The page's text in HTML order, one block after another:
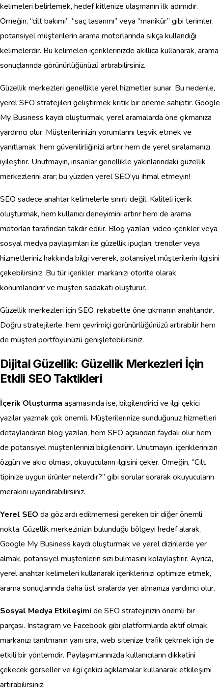
kelimeleri belirlemek, hedef kitlenize ulaşmanın ilk adımıdır.
Örneğin, “cilt bakımı”, “saç tasarımı” veya “manikür” gibi terimler,
potansiyel müşterilerin arama motorlarında sıkça kullandığı
kelimelerdir. Bu kelimeleri içeriklerinizde akıllıca kullanarak, arama
sonuçlarında görünürlüğünüzü artırabilirsiniz.
Güzellik merkezleri genellikle yerel hizmetler sunar. Bu nedenle,
yerel SEO stratejileri geliştirmek kritik bir öneme sahiptir. Google
My Business kaydı oluşturmak, yerel aramalarda öne çıkmanıza
yardımcı olur. Müşterilerinizin yorumlarını teşvik etmek ve
yanıtlamak, hem güvenilirliğinizi artırır hem de yerel sıralamanızı
iyileştirir. Unutmayın, insanlar genellikle yakınlarındaki güzellik
merkezlerini arar; bu yüzden yerel SEO’yu ihmal etmeyin!
SEO sadece anahtar kelimelerle sınırlı değil. Kaliteli içerik
oluşturmak, hem kullanıcı deneyimini artırır hem de arama
motorları tarafından takdir edilir. Blog yazıları, video içerikler veya
sosyal medya paylaşımları ile güzellik ipuçları, trendler veya
hizmetleriniz hakkında bilgi vererek, potansiyel müşterilerin ilgisini
çekebilirsiniz. Bu tür içerikler, markanızı otorite olarak
konumlandırır ve müşteri sadakati oluşturur.
Güzellik merkezleri için SEO, rekabette öne çıkmanın anahtarıdır.
Doğru stratejilerle, hem çevrimiçi görünürlüğünüzü artırabilir hem
de müşteri portföyünüzü genişletebilirsiniz.
Dijital Güzellik: Güzellik Merkezleri İçin
Etkili SEO Taktikleri
İçerik Oluşturma aşamasında ise, bilgilendirici ve ilgi çekici
yazılar yazmak çok önemli. Müşterilerinize sunduğunuz hizmetleri
detaylandıran blog yazıları, hem SEO açısından faydalı olur hem
de potansiyel müşterilerinizi bilgilendirir. Unutmayın, içeriklerinizin
özgün ve akıcı olması, okuyucuların ilgisini çeker. Örneğin, “Cilt
tipinize uygun ürünler nelerdir?” gibi sorular sorarak okuyucuların
merakını uyandırabilirsiniz.
Yerel SEO da göz ardı edilmemesi gereken bir diğer önemli
nokta. Güzellik merkezinizin bulunduğu bölgeyi hedef alarak,
Google My Business kaydı oluşturmak ve yerel dizinlerde yer
almak, potansiyel müşterilerin sizi bulmasını kolaylaştırır. Ayrıca,
yerel anahtar kelimeleri kullanarak içeriklerinizi optimize etmek,
arama sonuçlarında daha üst sıralarda yer almanıza yardımcı olur.
Sosyal Medya Etkileşimi de SEO stratejinizin önemli bir
parçası. Instagram ve Facebook gibi platformlarda aktif olmak,
markanızı tanıtmanın yanı sıra, web sitenize trafik çekmek için de
etkili bir yöntemdir. Paylaşımlarınızda kullanıcıların dikkatini
çekecek görseller ve ilgi çekici açıklamalar kullanarak etkileşimi
artırabilirsiniz.